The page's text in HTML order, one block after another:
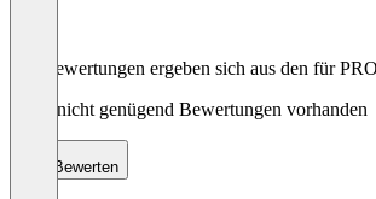
Die Bewertungen ergeben sich aus den für
Noch nicht genügend Bewertungen vorhanden
Bewerten